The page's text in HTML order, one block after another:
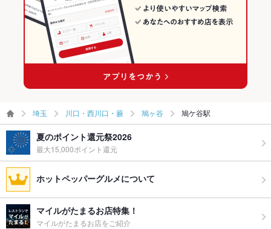
埼玉 川口・西川口・蕨 鳩ヶ谷 鳩ケ谷駅
夏のポイント還元祭2026
最大15,000ポイント還元
ホットペッパーグルメについて
マイルがたまるお店特集！
マイルがたまるお店をご紹介